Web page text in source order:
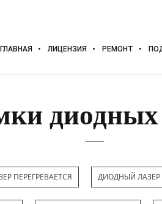
ГЛАВНАЯ ЛИЦЕНЗИЯ РЕМОНТ
диодных
ПЕРЕГРЕВАЕТСЯ ДИОДНЫЙ ЛАЗЕР